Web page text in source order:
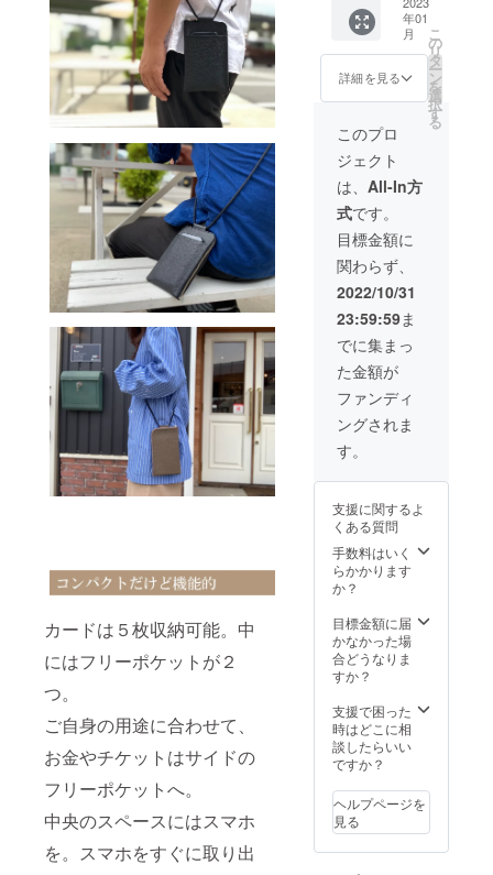
カードは５枚収納可能。中
にはフリーポケットが２
つ。
ご自身の用途に合わせて、
お金やチケットはサイドの
フリーポケットへ。
中央のスペースにはスマホ
を。スマホをすぐに取り出
なる可
能性も
ござい
ます。
ご了承
ご注文
使用部
材の供
況、製
作工程
上の都
合等に
より出
が遅れ
る場合
があり
ますの
で予め
ご了承
くださ
ト終了
後、お
申し込
み順に
発送致
2023年
1月末発
送予定
※発送は
ネコポ
スとな
りま
す。 ※
デザイ
ン・仕
様・内
容品は
変更に
なる可
能性も
ござい
ます。
ご了承
ご注文
状況、
使用部
材の供
給状
況、製
合等に
より出
荷時期
があり
ますの
で予め
ご了承
いま
せ。
送料
込） ■
カ
ラー：
ブラッ
ク、
トー
プ、
レッ
ド、
サック
スブ
ルーの
中から
お選び
くださ
い。 ■
プロ
ジェク
ト終了
後、お
申し込
み順に
発送致
2023年
送予定
※発送は
ネコポ
スとな
りま
デザイ
ン・仕
様・内
容品は
なる可
能性も
ござい
ます。
くださ
い。 ※
ご注文
状況、
年01
月
詳細を見る
こ
の
リ
タ
ー
ン
を
選
択
す
る
このプロ
ジェクト
は、 All-In方
式です。
目標金額に
関わらず、
2022/10/31
23:59:59ま
でに集まっ
た金額が
ファンディ
ングされま
す。
支援に関するよ
くある質問
手数料はいく
らかかります
か？
目標金額に届
かなかった場
合どうなりま
すか？
支援で困った
時はどこに相
談したらいい
ですか？
ヘルプページを
見る